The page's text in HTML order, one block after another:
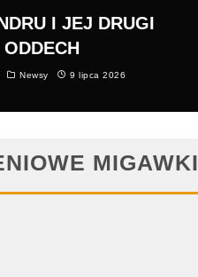
I JEJ DRUGI
Newsy 9 lipca 2026
MIGAWKI